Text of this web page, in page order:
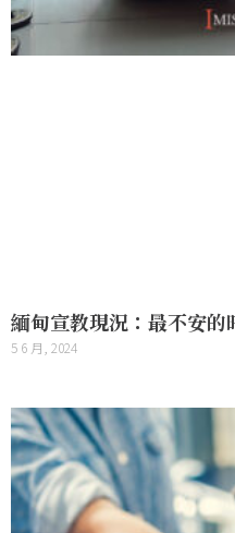
緬甸宣教現況：最不安
5 6 月, 2024